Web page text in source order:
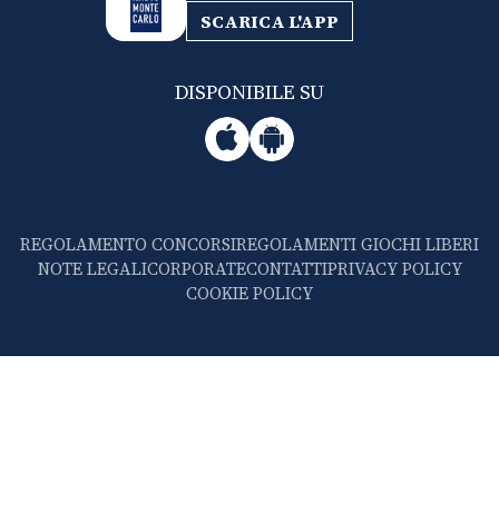
SCARICA L'APP
DISPONIBILE SU
REGOLAMENTO CONCORSIREGOLAMENTI GIOCHI LIBERI
NOTE LEGALICORPORATECONTATTIPRIVACY POLICY
COOKIE POLICY